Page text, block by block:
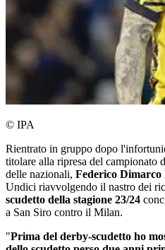
© IPA
Rientrato in gruppo dopo
titolare alla ripresa del campionato
delle nazionali, Federico Dimarco
Undici riavvolgendo il nastro dei
scudetto della stagione 23/24
a San Siro contro il Milan.
"Prima del derby-scudetto ho